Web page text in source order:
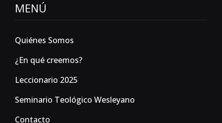
MENÚ
Quiénes Somos
¿En qué creemos?
Leccionario 2025
Seminario Teológico Wesleyano
Contacto